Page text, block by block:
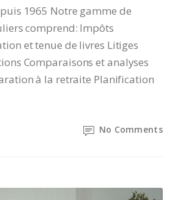
1965 Notre gamme de
comprend: Impôts
et tenue de livres Litiges
Comparaisons et analyses
à la retraite Planification
No Comments